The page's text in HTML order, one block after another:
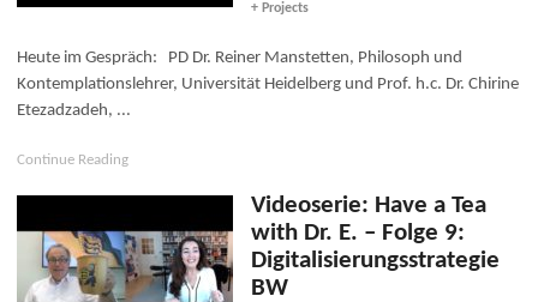
+ Projects
Heute im Gespräch: PD Dr. Reiner Manstetten, Philosoph und
Kontemplationslehrer, Universität Heidelberg und Prof. h.c. Dr. Chirine
Etezadzadeh, ...
Continue Reading
Videoserie: Have a Tea
with Dr. E. – Folge 9:
Digitalisierungsstrategie
BW